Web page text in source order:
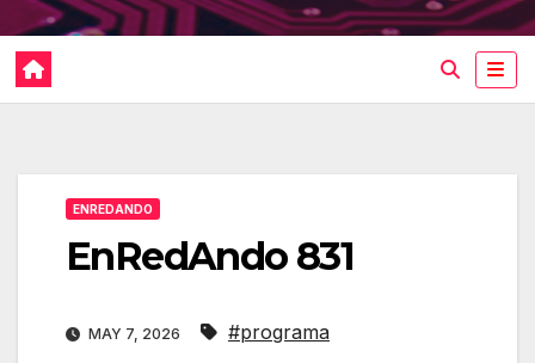
ENREDANDO
EnRedAndo 831
MAY 7, 2026 #programa